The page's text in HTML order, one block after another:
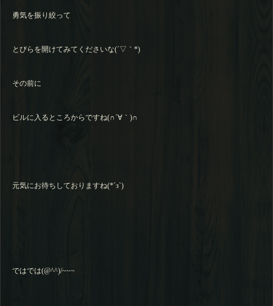
勇気を振り絞って
とびらを開けてみてくださいな(´▽｀*)
その前に
ビルに入るところからですね(∩´∀｀)∩
元気にお待ちしておりますね(*´з`)
ではでは(@^^)/~~~